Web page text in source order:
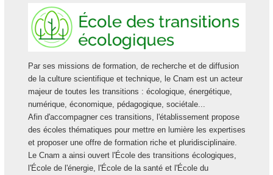
Par ses missions de formation, de recherche et de diffusion
de la culture scientifique et technique, le Cnam est un acteur
majeur de toutes les transitions : écologique, énergétique,
numérique, économique, pédagogique, sociétale...
Afin d'accompagner ces transitions, l'établissement propose
des écoles thématiques pour mettre en lumière les expertises
et proposer une offre de formation riche et pluridisciplinaire.
Le Cnam a ainsi ouvert l'École des transitions écologiques,
l'École de l'énergie, l'École de la santé et l'École du